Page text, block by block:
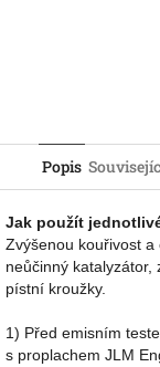
Popis
Jak použít
Zvýšenou kouřivost
neůčinný
pístní kroužky.
1) Před emisním
s proplachem JLM